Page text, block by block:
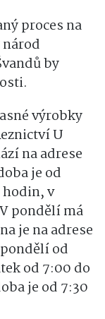
proces na
by
výrobky
U
na adrese
je od
hodin, v
pondělí má
je na adrese
od
od 7:00 do
je od 7:30